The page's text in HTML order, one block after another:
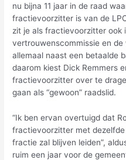
nu bijna 11 jaar in de raad
fractievoorzitter is van de
zit je als fractievoorzitter ook
vertrouwenscommissie en
allemaal naast een betaalde
daarom kiest Dick Remmers
fractievoorzitter over te
gaan als “gewoon” raadslid.
“Ik ben ervan overtuigd dat
fractievoorzitter met
fractie zal blijven leiden”,
ruim een jaar voor de